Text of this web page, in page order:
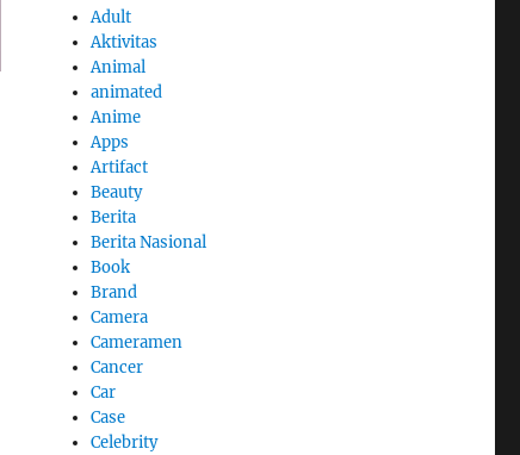
Adult
Aktivitas
Animal
animated
Anime
Apps
Artifact
Beauty
Berita
Berita Nasional
Book
Brand
Camera
Cameramen
Cancer
Car
Case
Celebrity